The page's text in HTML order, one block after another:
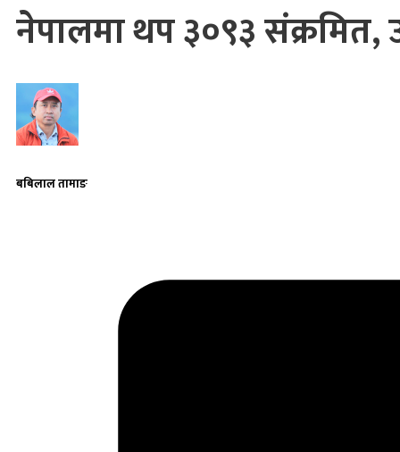
नेपालमा थप ३०९३
बबिलाल तामाङ